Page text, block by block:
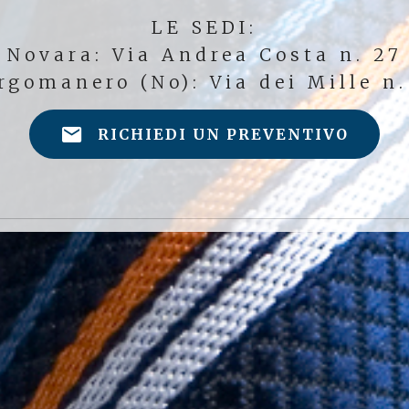
LE SEDI:
Novara: Via Andrea Costa n. 27
(No): Via dei Mille n.
RICHIEDI UN PREVENTIVO